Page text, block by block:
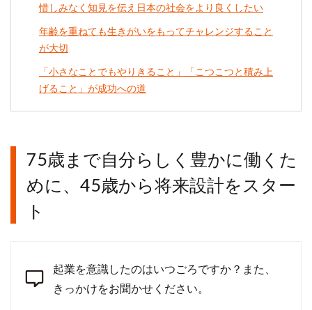
惜しみなく知見を伝え日本の社会をより良くしたい
年齢を重ねても生きがいをもってチャレンジすること
が大切
「小さなことでもやりきること」「こつこつと積み上
げること」が成功への道
75歳まで自分らしく豊かに働くた
めに、45歳から将来設計をスター
ト
起業を意識したのはいつごろですか？また、
きっかけをお聞かせください。